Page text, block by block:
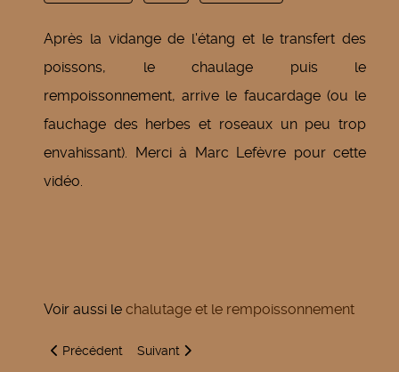
Après la vidange de l'étang et le transfert des
poissons, le chaulage puis le
rempoissonnement, arrive le faucardage (ou le
fauchage des herbes et roseaux un peu trop
envahissant). Merci à Marc Lefèvre pour cette
vidéo.
Voir aussi le chalutage et le rempoissonnement
Article précédent : Fête du sport à Cap'Aisne et sur le Golf
Précédent Article suivant : Limitation des usages de
Suivant